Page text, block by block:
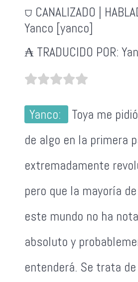
⛉ CANALIZADO |
Yanco [yanco]
₳ TRADUCIDO POR:
Yanco:
Toya me
de algo en la primera
extremadamente
pero que la mayoría
este mundo no ha
absoluto y
entenderá. Se trata